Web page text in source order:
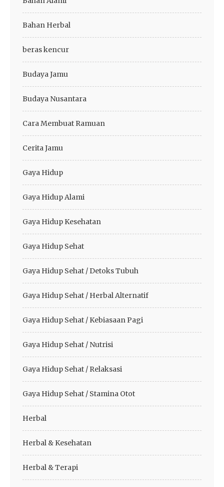
Bahan Herbal
beras kencur
Budaya Jamu
Budaya Nusantara
Cara Membuat Ramuan
Cerita Jamu
Gaya Hidup
Gaya Hidup Alami
Gaya Hidup Kesehatan
Gaya Hidup Sehat
Gaya Hidup Sehat / Detoks Tubuh
Gaya Hidup Sehat / Herbal Alternatif
Gaya Hidup Sehat / Kebiasaan Pagi
Gaya Hidup Sehat / Nutrisi
Gaya Hidup Sehat / Relaksasi
Gaya Hidup Sehat / Stamina Otot
Herbal
Herbal & Kesehatan
Herbal & Terapi